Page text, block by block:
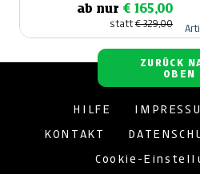
ab nur € 165,00
statt€ 329,00
ZURÜCK
OBEN
HILFE
KONTAKT
Cookie-